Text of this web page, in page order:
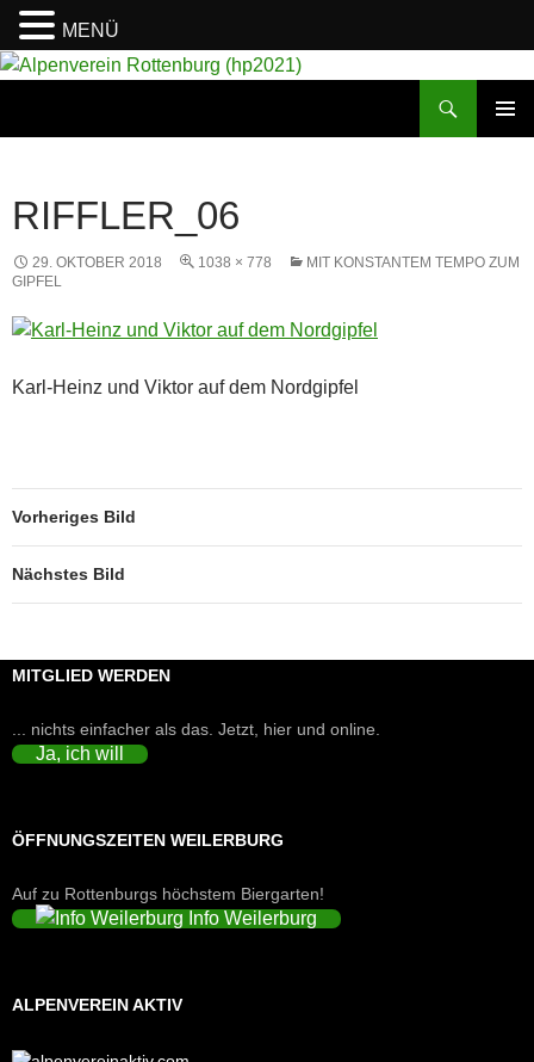
RIFFLER_06
29. OKTOBER 2018 1038 × 778
MIT KONSTANTEM TEMPO ZUM
GIPFEL
Karl-Heinz und Viktor auf dem Nordgipfel
Vorheriges Bild
Nächstes Bild
MITGLIED WERDEN
... nichts einfacher als das. Jetzt, hier und online.
Ja, ich will
ÖFFNUNGSZEITEN WEILERBURG
Auf zu Rottenburgs höchstem Biergarten!
Info Weilerburg
ALPENVEREIN AKTIV
MENÜ